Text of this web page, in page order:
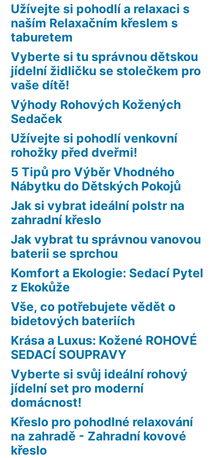
Užívejte si pohodlí a relaxaci s
naším Relaxačním křeslem s
taburetem
Vyberte si tu správnou dětskou
jídelní židličku se stolečkem pro
vaše dítě!
Výhody Rohových Kožených
Sedaček
Užívejte si pohodlí venkovní
rohožky před dveřmi!
5 Tipů pro Výběr Vhodného
Nábytku do Dětských Pokojů
Jak si vybrat ideální polstr na
zahradní křeslo
Jak vybrat tu správnou vanovou
baterii se sprchou
Komfort a Ekologie: Sedací Pytel
z Ekokůže
Vše, co potřebujete vědět o
bidetových bateriích
Krása a Luxus: Kožené ROHOVÉ
SEDACÍ SOUPRAVY
Vyberte si svůj ideální rohový
jídelní set pro moderní
domácnost!
Křeslo pro pohodlné relaxování
na zahradě - Zahradní kovové
křeslo